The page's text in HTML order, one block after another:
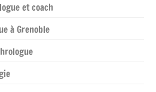
et coach
à Grenoble